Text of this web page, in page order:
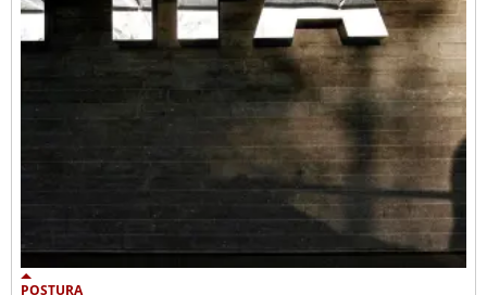
POSTURA